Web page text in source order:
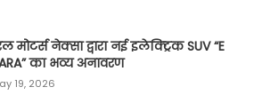
मोटर्स नेक्सा द्वारा नई इलेक्ट्रिक SUV “E
का भव्य अनावरण
19, 2026